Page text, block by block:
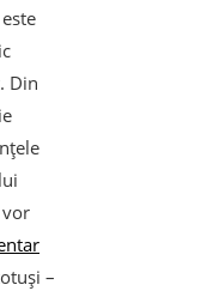
Din
vor
–